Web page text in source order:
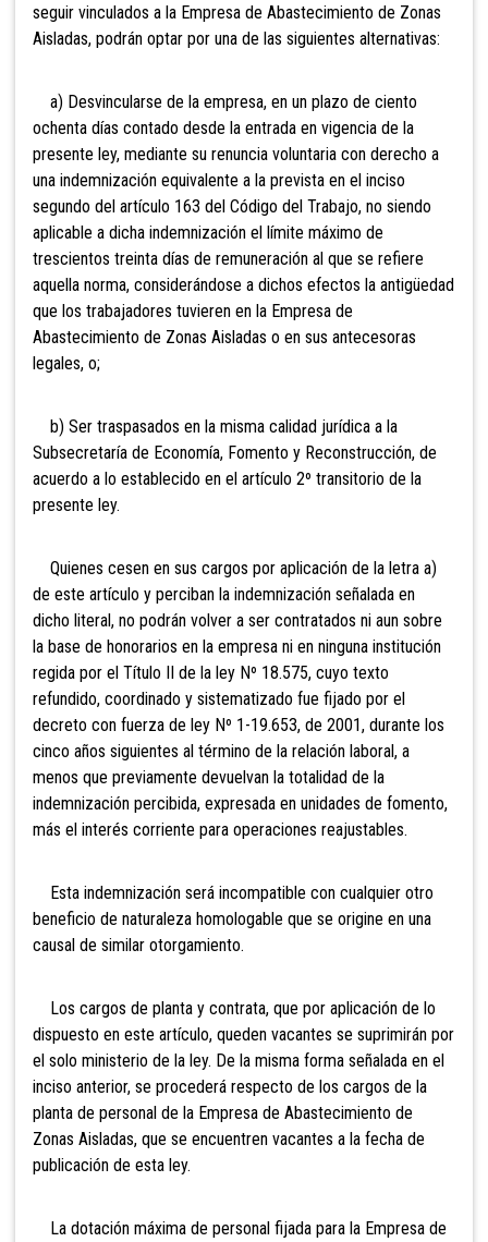
seguir vinculados a la Empresa de Abastecimiento de Zonas
Aisladas, podrán optar por una de las siguientes alternativas:
a) Desvincularse de la empresa, en un plazo de ciento
ochenta días contado desde la entrada en vigencia de la
presente ley, mediante su renuncia voluntaria con derecho a
una indemnización equivalente a la prevista en el inciso
segundo del artículo 163 del Código del Trabajo, no siendo
aplicable a dicha indemnización el límite máximo de
trescientos treinta días de remuneración al que se refiere
aquella norma, considerándose a dichos efectos la antigüedad
que los trabajadores tuvieren en la Empresa de
Abastecimiento de Zonas Aisladas o en sus antecesoras
legales, o;
b) Ser traspasados en la misma calidad jurídica a la
Subsecretaría de Economía, Fomento y Reconstrucción, de
acuerdo a lo establecido en el artículo 2º transitorio de la
presente ley.
Quienes cesen en sus cargos por aplicación de la letra a)
de este artículo y perciban la indemnización señalada en
dicho literal, no podrán volver a ser contratados ni aun sobre
la base de honorarios en la empresa ni en ninguna institución
regida por el Título II de la ley Nº 18.575, cuyo texto
refundido, coordinado y sistematizado fue fijado por el
decreto con fuerza de ley Nº 1-19.653, de 2001, durante los
cinco años siguientes al término de la relación laboral, a
menos que previamente devuelvan la totalidad de la
indemnización percibida, expresada en unidades de fomento,
más el interés corriente para operaciones reajustables.
Esta indemnización será incompatible con cualquier otro
beneficio de naturaleza homologable que se origine en una
causal de similar otorgamiento.
Los cargos de planta y contrata, que por aplicación de lo
dispuesto en este artículo, queden vacantes se suprimirán por
el solo ministerio de la ley. De la misma forma señalada en el
inciso anterior, se procederá respecto de los cargos de la
planta de personal de la Empresa de Abastecimiento de
Zonas Aisladas, que se encuentren vacantes a la fecha de
publicación de esta ley.
La dotación máxima de personal fijada para la Empresa de